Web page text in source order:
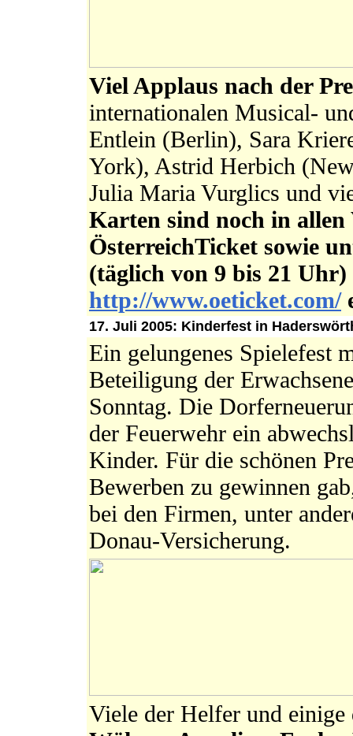
Viel Applaus nach der
internationalen Musical-
Entlein (Berlin), Sara
York), Astrid Herbich
Julia Maria Vurglics und
Karten sind noch in allen
ÖsterreichTicket sowie
(täglich von 9 bis 21 Uhr)
http://www.oeticket.com/
17. Juli 2005: Kinderfest in
Ein gelungenes Spielefest
Beteiligung der
Sonntag. Die
der Feuerwehr ein
Kinder. Für die schönen
Bewerben zu gewinnen
bei den Firmen, unter
Donau-Versicherung.
Viele der Helfer und